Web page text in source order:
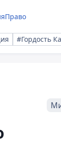
Право
#Гордость